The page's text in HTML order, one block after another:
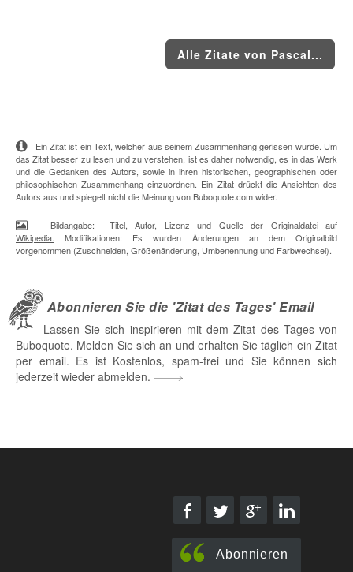
Alle Zitate von Pascal...
Ein Zitat ist ein Text, welcher aus seinem Zusammenhang gerissen wurde. Um
das Zitat besser zu lesen und zu verstehen, ist es daher notwendig, es in das Werk
und die Gedanken des Autors, sowie in ihren historischen, geographischen oder
philosophischen Zusammenhang einzuordnen. Ein Zitat drückt die Ansichten des
Autors aus und spiegelt nicht die Meinung von Buboquote.com wider.
Bildangabe: Titel, Autor, Lizenz und Quelle der Originaldatei auf
Wikipedia. Modifikationen: Es wurden Änderungen an dem Originalbild
vorgenommen (Zuschneiden, Größenänderung, Umbenennung und Farbwechsel).
Abonnieren Sie die 'Zitat des Tages' Email
Lassen Sie sich inspirieren mit dem Zitat des Tages von
Buboquote. Melden Sie sich an und erhalten Sie täglich ein Zitat
per email. Es ist Kostenlos, spam-frei und Sie können sich
jederzeit wieder abmelden.
Abonnieren